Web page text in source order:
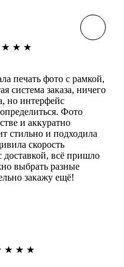
★ ★ ★
печать фото с рамкой,
система заказа, ничего
но интерфейс
Фото
и аккуратно
стильно и подходила
скорость
доставкой, всё пришло
выбрать разные
закажу ещё!
★ ★ ★